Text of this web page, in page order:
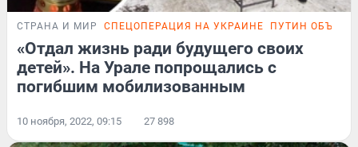
СТРАНА И МИР СПЕЦОПЕРАЦИЯ НА УКРАИНЕ ПУТИН
«Отдал жизнь ради будущего своих
детей». На Урале попрощались с
погибшим мобилизованным
10 ноября, 2022, 09:15 27 898